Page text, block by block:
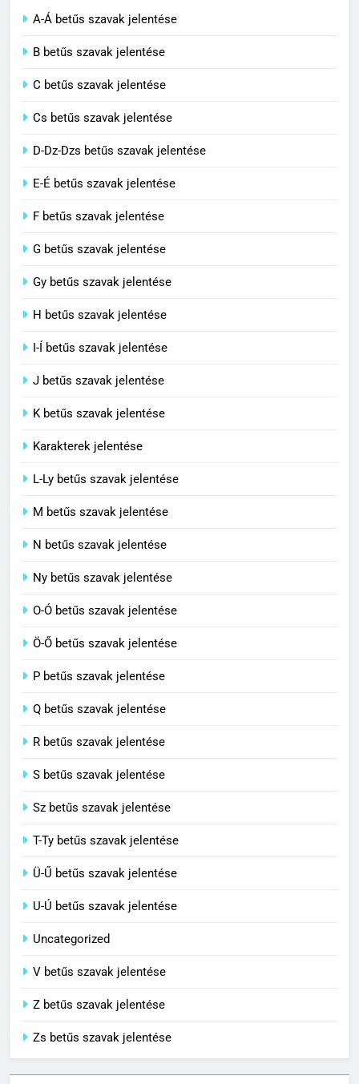
C BETŰS SZAVAK JELENTÉSE
3
4
Contemporary jelentése
5
Célkitűzés jelentése
C BETŰS SZAVAK JELENTÉSE
C BETŰS SZAVAK JELENTÉSE
8
Centenárium jelentése
A-Á betűs szavak jelentése
B betűs szavak jelentése
C betűs szavak jelentése
Cs betűs szavak jelentése
D-Dz-Dzs betűs szavak jelentése
E-É betűs szavak jelentése
F betűs szavak jelentése
G betűs szavak jelentése
Gy betűs szavak jelentése
H betűs szavak jelentése
I-Í betűs szavak jelentése
J betűs szavak jelentése
K betűs szavak jelentése
Karakterek jelentése
L-Ly betűs szavak jelentése
M betűs szavak jelentése
N betűs szavak jelentése
Ny betűs szavak jelentése
O-Ó betűs szavak jelentése
Ö-Ő betűs szavak jelentése
P betűs szavak jelentése
Q betűs szavak jelentése
R betűs szavak jelentése
S betűs szavak jelentése
Sz betűs szavak jelentése
T-Ty betűs szavak jelentése
Ü-Ű betűs szavak jelentése
U-Ú betűs szavak jelentése
Uncategorized
V betűs szavak jelentése
Z betűs szavak jelentése
Zs betűs szavak jelentése